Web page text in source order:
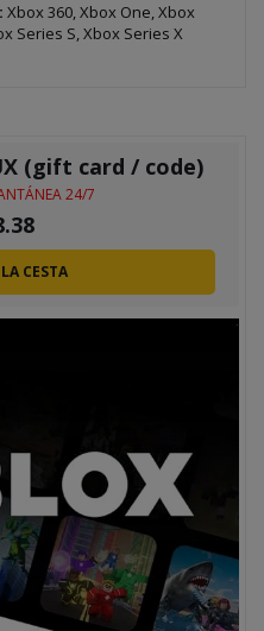
Xbox 360, Xbox One, Xbox
Series S, Xbox Series X
(gift card / code)
24/7
CESTA